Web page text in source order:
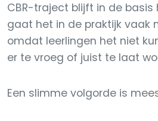
CBR-traject blijft in de basis
gaat het in de praktijk vaak
omdat leerlingen het niet
er te vroeg of juist te laat
Een slimme volgorde is